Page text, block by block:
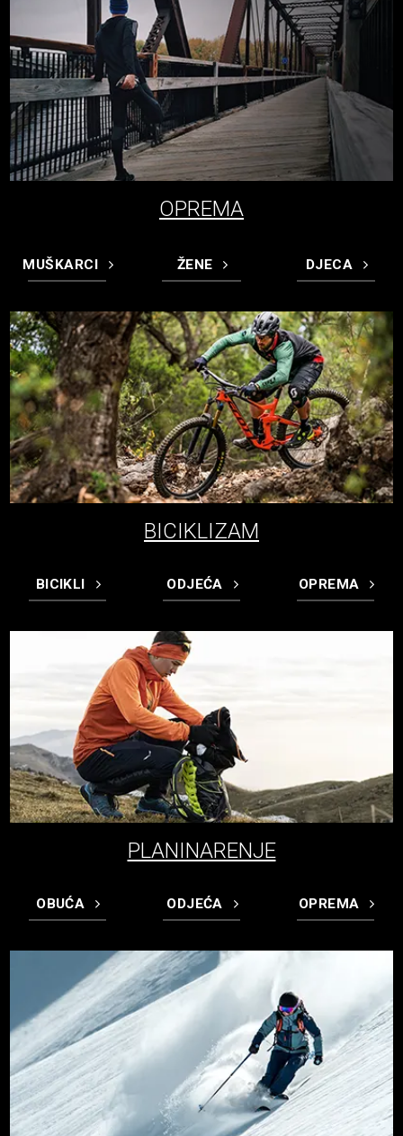
OPREMA
MUŠKARCI ŽENE DJECA
BICIKLIZAM
BICIKLI ODJEĆA OPREMA
PLANINARENJE
OBUĆA ODJEĆA OPREMA